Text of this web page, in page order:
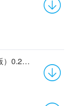
植物大战僵尸杂交版（重制版）0.25.0.0